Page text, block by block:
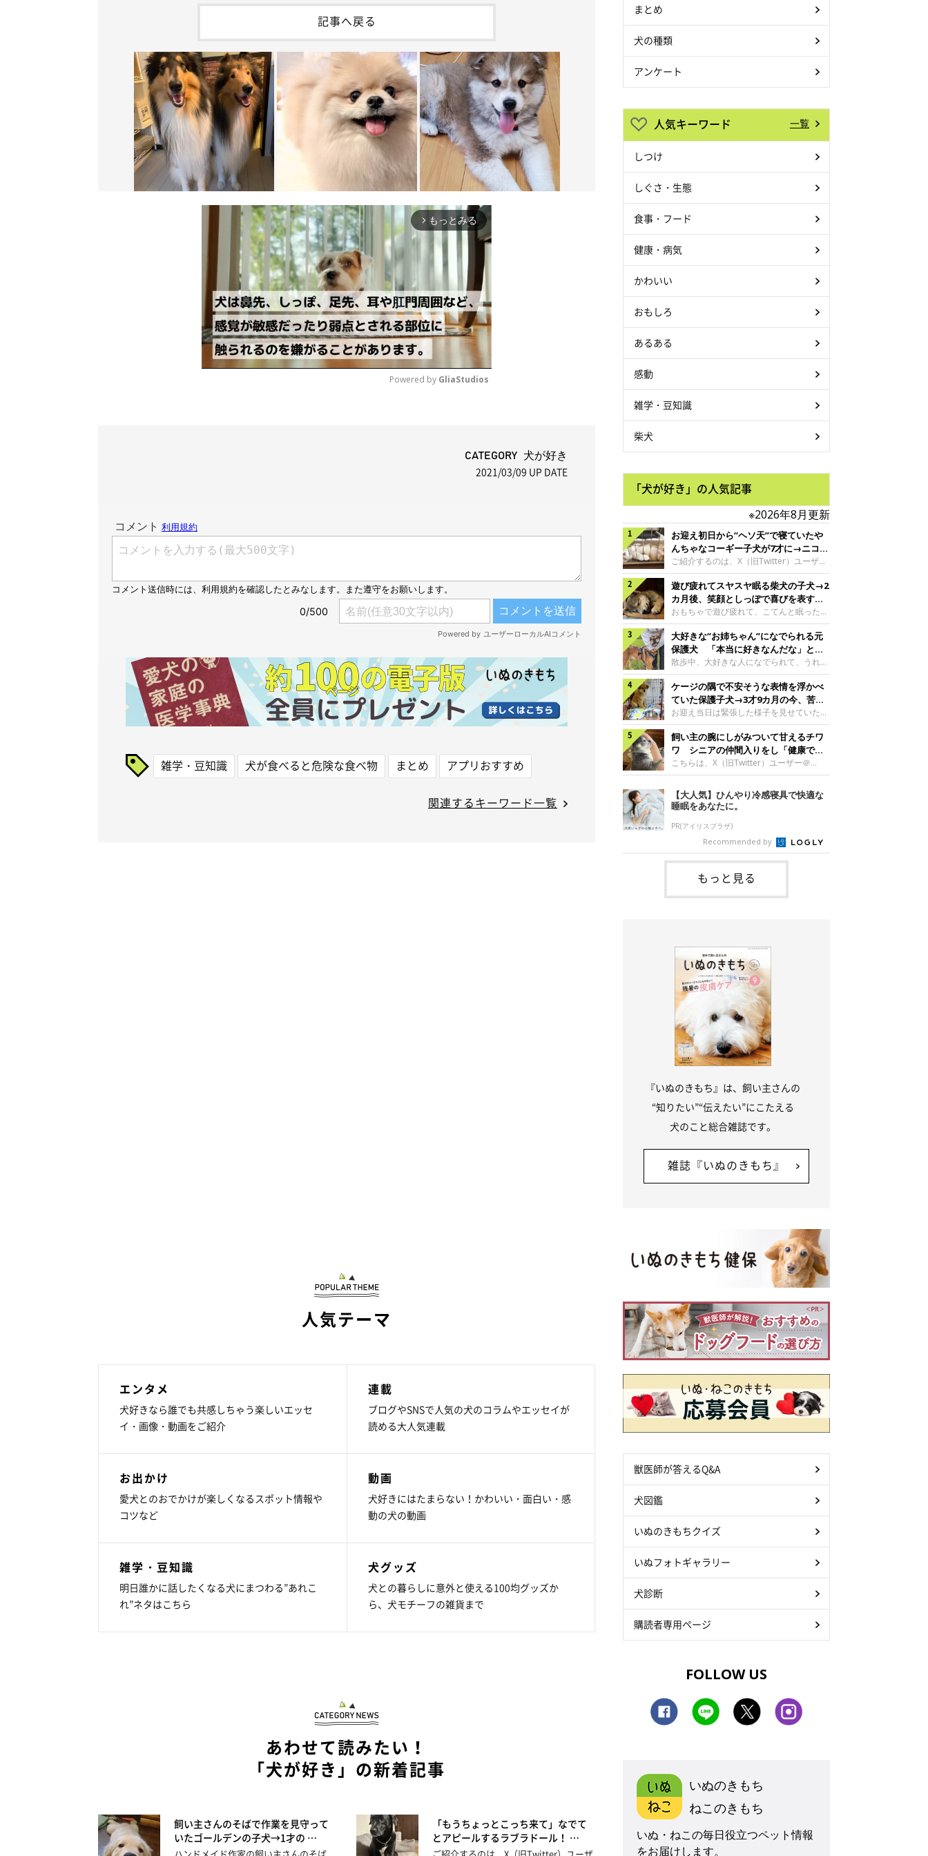
記事へ戻る
arrow_forward_ios もっとみる
Powered by GliaStudios
CATEGORY 犬が好き
2021/03/09 UP DATE
雑学・豆知識 犬が食べると危険な食べ物 まとめ アプリおすすめ
関連するキーワード一覧
人気テーマ
エンタメ
犬好きなら誰でも共感しちゃう楽しいエッセ
イ・画像・動画をご紹介
連載
ブログやSNSで人気の犬のコラムやエッセイが
読める大人気連載
お出かけ
愛犬とのおでかけが楽しくなるスポット情報や
コツなど
動画
犬好きにはたまらない！かわいい・面白い・感
動の犬の動画
雑学・豆知識
明日誰かに話したくなる犬にまつわる”あれこ
れ”ネタはこちら
犬グッズ
犬との暮らしに意外と使える100均グッズか
ら、犬モチーフの雑貨まで
あわせて読みたい！
「犬が好き」の新着記事
飼い主さんのそばで作業を見守って
いたゴールデンの子犬→1才の …
「もうちょっとこっち来て」なでて
とアピールするラブラドール！ …
まとめ
犬の種類
アンケート
人気キーワード 一覧
しつけ
しぐさ・生態
食事・フード
健康・病気
かわいい
おもしろ
あるある
感動
雑学・豆知識
柴犬
「犬が好き」の人気記事
※2026年8月更新
お迎え初日から“ヘソ天”で寝ていたや
んちゃなコーギー子犬が7才に→ニコニ
コ“コーギースマイル”が魅力のコに成
長！
ご紹介するのは、X（旧Twitter）ユーザー
＠Kus1oKg2vsgdWS2さんの愛犬でウェル
シュ・コーギー・ペンブロークの神楽ちゃ
ん。今年の8月で7才になるという神楽ちゃ
んですが、いったいどんな子犬時代を過ご
したのでしょうか。今回は、神楽ちゃんの
成長を飼い主さんと振り返ります！神楽ち
ゃんの成長について聞いた！お迎えから数
日後の神楽ちゃん（撮影時生後2カ月）＠
Kus1oKg2vsgdWS2――お迎え当初の神楽
ちゃんの様子について教えてください。飼
い主さん： 「お迎え当日から“ヘソ天”で寝
るようなコでし
遊び疲れてスヤスヤ眠る柴犬の子犬→2
カ月後、笑顔としっぽで喜びを表すコ
に成長！
おもちゃで遊び疲れて、こてんと眠った子
犬。あれから2カ月、表情や行動にさまざ
まな変化が見られるようになりました。遊
び疲れて眠る生後2カ月のなっちゃん遊び
疲れた様子のなっちゃん。@Pkndg_紹介
するのは、X（旧Twitter）ユーザー
@Pkndg_さんの愛犬・なっちゃん（取材
時、生後4カ月／柴犬）。こちらの写真
は、なっちゃんが生後2カ月のころに撮影
された一枚です。この日、なっちゃんは家
族と一緒におもちゃで遊んでいました。た
くさん遊んで疲れたのか、その後は眠り始
めたそうです。眠るなっちゃん。
@Pkndg_
大好きな“お姉ちゃん”になでられる元
保護犬 「本当に好きなんだな」と感
じる表情にほっこり
散歩中、大好きな人になでられて、うれし
そうな表情を見せる元保護犬。甘えるよう
な姿に、見ているこちらまでほっこりしま
す。大好きな“お姉ちゃん”に甘える小次郎
くん妹さんになでてもらい、うれしそうな
表情を見せる小次郎くん（2026年6月撮
影）。@mika_Jimmy紹介するのは、X（旧
Twitter）ユーザー@mika_Jimmyさんの愛
犬・小次郎くん（撮影時5才）。こちら
は、飼い主さんの妹さんと一緒に散歩をし
日、飼い主さんは実家から自宅へ帰る途
中、妹さんと公園で待ち合わせ
ケージの隅で不安そうな表情を浮かべ
ていた保護子犬→3才9カ月の今、苦手
を克服し頼もしいコに成長！
お迎え当日は緊張した様子を見せていた元
野犬の保護子犬。あれから約3年半、苦手
だったことを一つひとつ克服し、家族に寄
り添う姿を見せています。お迎え当日、ケ
ージの隅で不安そうにお迎え当日のシルビ
アちゃん。@nemonemotos今回紹介する
のは、X（旧Twitter）ユーザー
@nemonemotosさんの愛犬・シルビアち
ゃん（撮影当時、生後推定2カ月）。飼い
主さんが「#最初に撮った一枚」として投
稿した写真には、ケージの隅で不安そうな
表情を浮かべるシルビアちゃんの姿が写っ
ていました。こちらは、保護犬だったシル
飼い主の腕にしがみついて甘えるチワ
ワ シニアの仲間入りをし「健康で穏
やかな暮らしが続いてほしい」と願う
こちらは、X（旧Twitter）ユーザー＠
kotubusuke617さんが投稿した写真。写
っているのは、愛犬でチワワのつぶしゃん
（本名：こつぶちゃん）です。飼い主さん
の腕にしがみつくつぶしゃん（撮影時6
才）＠kotubusuke617撮影当時の状況に
ついて伺うと、飼い主さんはこう教えてく
れました。飼い主さん： 「ある休日のこ
とです。私がソファに座った途端にひざの
上にのってきたので、そのままなでながら
テレビを見ていたのですが、微動だにしな
いので気になって見てみると、腕にしがみ
【大人気】ひんやり冷感寝具で快適な
睡眠をあなたに。
PR(アイリスプラザ)
Recommended by
もっと見る
『いぬのきもち』は、飼い主さんの
“知りたい”“伝えたい”にこたえる
犬のこと総合雑誌です。
雑誌『いぬのきもち』
獣医師が答えるQ&A
犬図鑑
いぬのきもちクイズ
いぬフォトギャラリー
犬診断
購読者専用ページ
FOLLOW US
いぬのきもち
ねこのきもち
いぬ・ねこの毎日役立つペット情報
をお届けします。